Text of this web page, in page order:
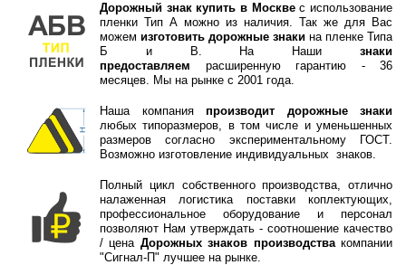
Дорожный знак купить в Москвес использование
пленки Тип А можно из наличия. Так же для Вас
можем изготовить дорожные знаки на пленке Типа
Б и В. На Наши знаки
предоставляем расширенную гарантию - 36
месяцев. Мы на рынке с 2001 года.
Наша компания производит дорожные знаки
любых типоразмеров, в том числе и уменьшенных
размеров согласно экспериментальному ГОСТ.
Возможно изготовление индивидуальных знаков.
Полный цикл собственного производства, отлично
налаженная логистика поставки коплектующих,
профессиональное оборудование и персонал
позволяют Нам утверждать - соотношение качество
/ цена Дорожных знаков производствакомпании
"Сигнал-П" лучшее на рынке.